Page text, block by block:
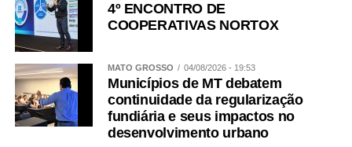
4º ENCONTRO DE
COOPERATIVAS NORTOX
MATO GROSSO 04/08/2026 - 19:53
Municípios de MT debatem
continuidade da regularização
fundiária e seus impactos no
desenvolvimento urbano